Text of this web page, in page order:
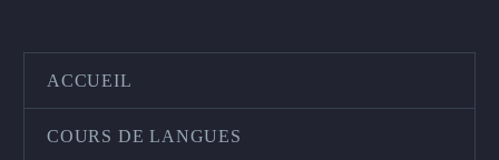
ACCUEIL
COURS DE LANGUES